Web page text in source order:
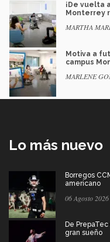
¡De vuelta
Monterrey
MARTHA
Motiva a
campus
MARLENE
Lo más nuevo
Borregos
americano
06 Agosto 2026
De
gran sueño